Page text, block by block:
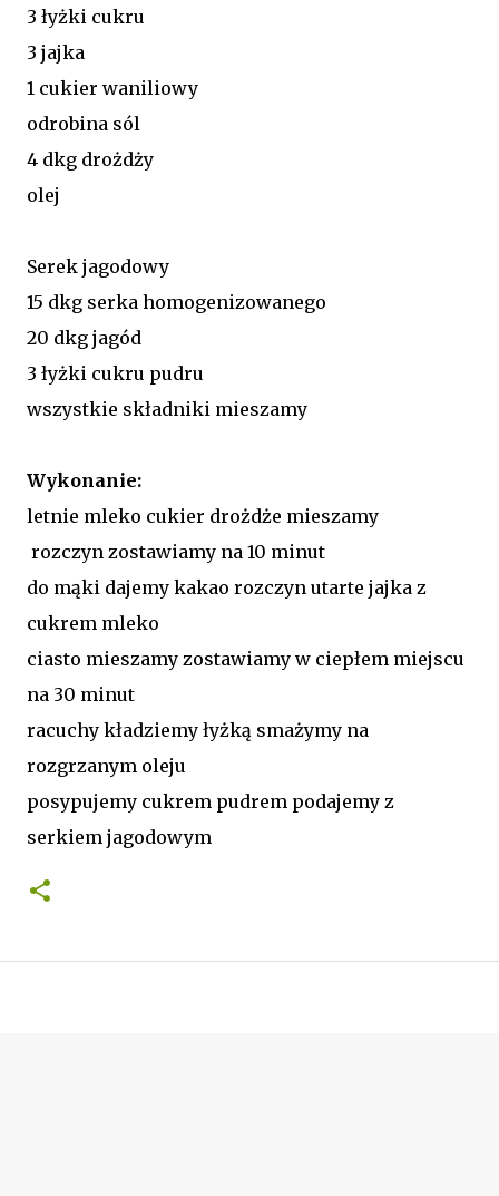
3 łyżki cukru
3 jajka
1 cukier waniliowy
odrobina sól
4 dkg drożdży
olej
Serek jagodowy
15 dkg serka homogenizowanego
20 dkg jagód
3 łyżki cukru pudru
wszystkie składniki mieszamy
Wykonanie:
letnie mleko cukier drożdże mieszamy
rozczyn zostawiamy na 10 minut
do mąki dajemy kakao rozczyn utarte jajka z
cukrem mleko
ciasto mieszamy zostawiamy w ciepłem miejscu
na 30 minut
racuchy kładziemy łyżką smażymy na
rozgrzanym oleju
posypujemy cukrem pudrem podajemy z
serkiem jagodowym